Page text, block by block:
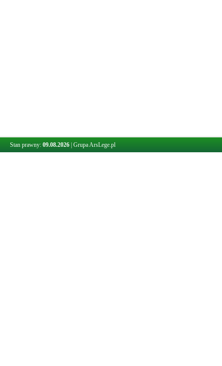
Stan prawny: 09.08.2026 Grupa ArsLege.pl